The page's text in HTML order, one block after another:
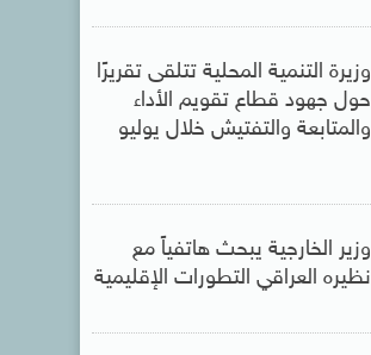
وزيرة التنمية المحلية تتلقى تقريرًا
حول جهود قطاع تقويم الأداء
والمتابعة والتفتيش خلال يوليو
وزير الخارجية يبحث هاتفياً مع
نظيره العراقي التطورات الإقليمية